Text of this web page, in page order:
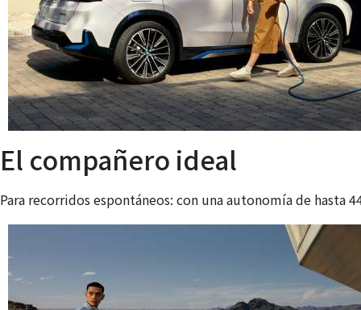
El compañero ideal
Para recorridos espontáneos: con una autonomía de hasta